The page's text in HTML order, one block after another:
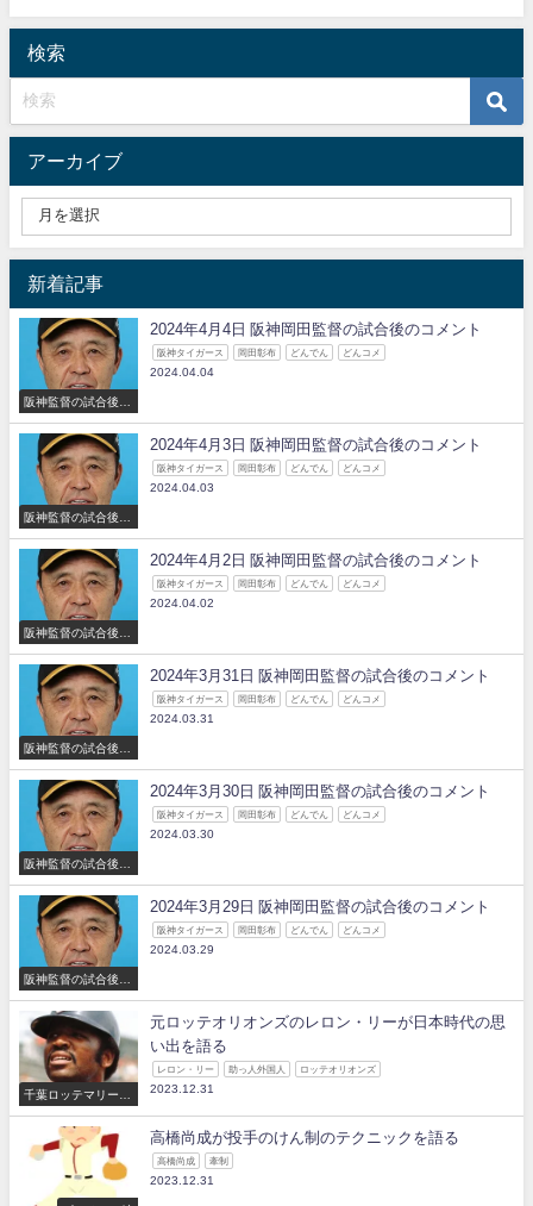
検索
アーカイブ
新着記事
阪神監督の試合後の
2024年4月4日 阪神岡田監督の試合後のコメント
阪神タイガース 岡田彰布 どんでん どんコメ
2024.04.04
阪神監督の試合後の
2024年4月3日 阪神岡田監督の試合後のコメント
阪神タイガース 岡田彰布 どんでん どんコメ
2024.04.03
阪神監督の試合後の
2024年4月2日 阪神岡田監督の試合後のコメント
阪神タイガース 岡田彰布 どんでん どんコメ
2024.04.02
阪神監督の試合後の
2024年3月31日 阪神岡田監督の試合後のコメント
阪神タイガース 岡田彰布 どんでん どんコメ
2024.03.31
阪神監督の試合後の
2024年3月30日 阪神岡田監督の試合後のコメント
阪神タイガース 岡田彰布 どんでん どんコメ
2024.03.30
阪神監督の試合後の
2024年3月29日 阪神岡田監督の試合後のコメント
阪神タイガース 岡田彰布 どんでん どんコメ
2024.03.29
千葉ロッテマリーン
元ロッテオリオンズのレロン・リーが日本時代の思
い出を語る
レロン・リー 助っ人外国人 ロッテオリオンズ
2023.12.31
高橋尚成が投手のけん制のテクニックを語る
高橋尚成 牽制
2023.12.31